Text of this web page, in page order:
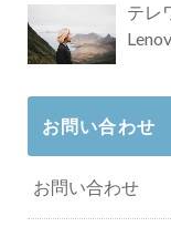
テレ
お問い合わせ
お問い合わせ